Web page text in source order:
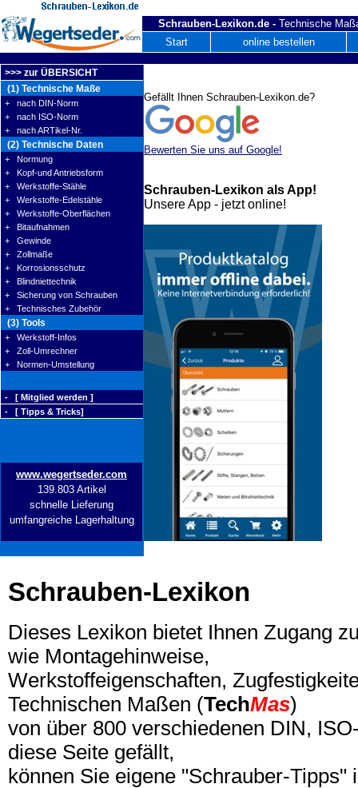
Schrauben-Lexikon.de - Technische
Start
online bestellen
>>> zur ÜBERSICHT
(1) Technische Maße
+ nach DIN-Norm
+ nach ISO-Norm
+ nach ARTikel-Nr.
(2) Technische Daten
+ Normung
+ Kopf-und Antriebsform
+ Werkstoffe-Stähle
+ Werkstoffe-Edelstähle
+ Werkstoffe-Oberflächen
+ Bitaufnahmen
+ Gewinde
+ Zollmaße
+ Korrosionsschutz
+ Blindniettechnik
+ Sicherung von Schrauben
+ Technisches Zubehör
(3) Tools
+ Werkstoff-Infos
+ Zoll-Umrechner
+ Normen-Umstellung
- [ Mitglied werden ]
- [ Tipps & Tricks]
www.wegertseder.com
139.803 Artikel
schnelle Lieferung
umfangreiche Lagerhaltung
Schrauben-Lexikon
Dieses Lexikon bietet Ihnen Zugang
wie Montagehinweise,
Werkstoffeigenschaften,
Technischen Maßen (TechMas)
von über 800 verschiedenen DIN,
diese Seite gefällt,
können Sie eigene "Schrauber-Tipps"
Gefällt Ihnen Schrauben-Lexikon.de?
Bewerten Sie uns auf Google!
Schrauben-Lexikon als App!
Unsere App - jetzt online!